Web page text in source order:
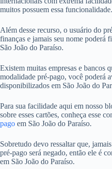
muitos possuem essa funcionalidade.
Além desse recurso, o usuário do
finanças e jamais seu nome poderá
São João do Paraíso.
Existem muitas empresas e bancos
modalidade pré-pago, você poderá
disponibilizados em São João do
Para sua facilidade aqui em nosso
sobre esses cartões, conheça esse
pago em São João do Paraíso.
Sobretudo devo ressaltar que,
pré-pago será negado, então ele é
em São João do Paraíso.